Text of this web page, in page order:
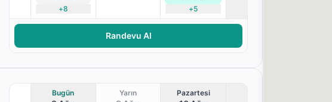
+8 +5
Randevu Al
Bugün Yarın Pazartesi